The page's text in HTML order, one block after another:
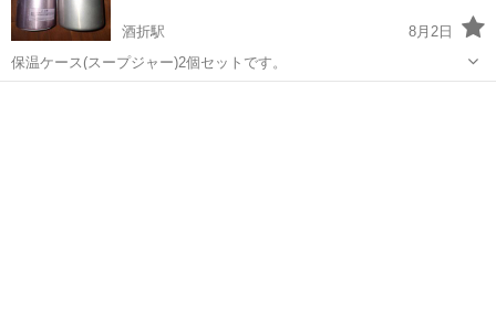
酒折駅
8月2日
保温ケース(スープジャー)2個セットです。